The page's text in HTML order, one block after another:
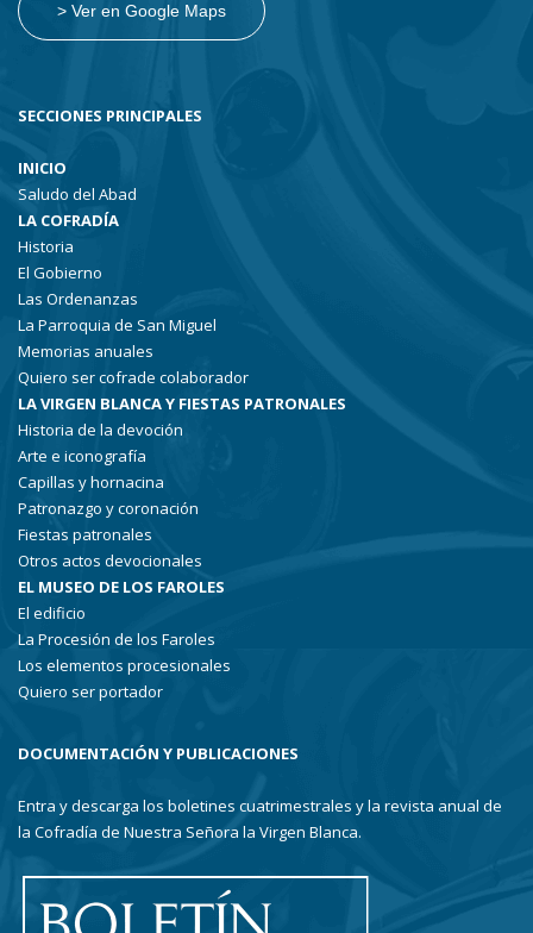
> Ver en Google Maps
SECCIONES PRINCIPALES
INICIO
Saludo del Abad
LA COFRADÍA
Historia
El Gobierno
Las Ordenanzas
La Parroquia de San Miguel
Memorias anuales
Quiero ser cofrade colaborador
LA VIRGEN BLANCA Y FIESTAS PATRONALES
Historia de la devoción
Arte e iconografía
Capillas y hornacina
Patronazgo y coronación
Fiestas patronales
Otros actos devocionales
EL MUSEO DE LOS FAROLES
El edificio
La Procesión de los Faroles
Los elementos procesionales
Quiero ser portador
DOCUMENTACIÓN Y PUBLICACIONES
Entra y descarga los boletines cuatrimestrales y la revista anual de
la Cofradía de Nuestra Señora la Virgen Blanca.